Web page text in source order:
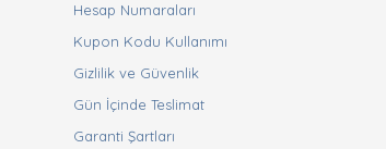
Hesap Numaraları
Kupon Kodu Kullanımı
Gizlilik ve Güvenlik
Gün İçinde Teslimat
Garanti Şartları